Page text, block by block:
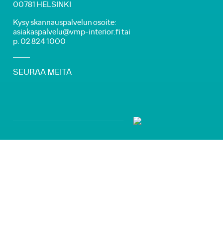
00781 HELSINKI
Kysy skannauspalvelun osoite:
asiakaspalvelu@vmp-interior.fi tai
p. 02 824 1000
SEURAA MEITÄ